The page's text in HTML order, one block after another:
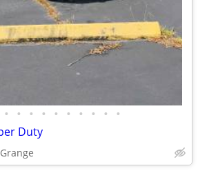
• • • • • • • • • •
Duty